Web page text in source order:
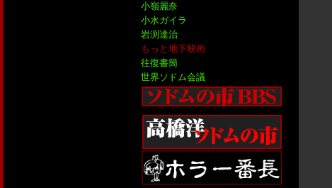
小嶺麗奈
小水ガイラ
岩渕達治
もっと地下映画
往復書簡
世界ソドム会議